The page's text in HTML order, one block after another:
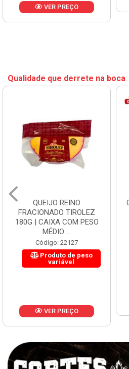
VER PREÇO
Qualidade que derrete na boca
QUEIJO REINO
FRACIONADO TIROLEZ
180G | CAIXA COM PESO
MÉDIO ...
Código: 22127
Produto de peso
variável
VER PREÇO